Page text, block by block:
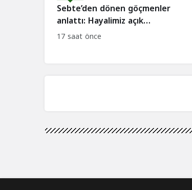
Sebte’den dönen göçmenler
anlattı: Hayalimiz açık
cezaevine dönüştü
17 saat önce